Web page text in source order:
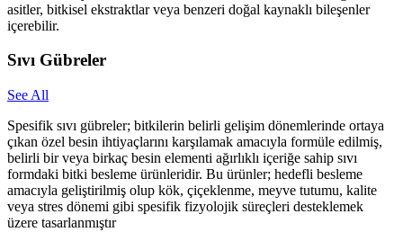
asitler, bitkisel ekstraktlar veya benzeri doğal kaynaklı bileşenler
içerebilir.
Sıvı Gübreler
See All
Spesifik sıvı gübreler; bitkilerin belirli gelişim dönemlerinde ortaya
çıkan özel besin ihtiyaçlarını karşılamak amacıyla formüle edilmiş,
belirli bir veya birkaç besin elementi ağırlıklı içeriğe sahip sıvı
formdaki bitki besleme ürünleridir. Bu ürünler; hedefli besleme
amacıyla geliştirilmiş olup kök, çiçeklenme, meyve tutumu, kalite
veya stres dönemi gibi spesifik fizyolojik süreçleri desteklemek
üzere tasarlanmıştır